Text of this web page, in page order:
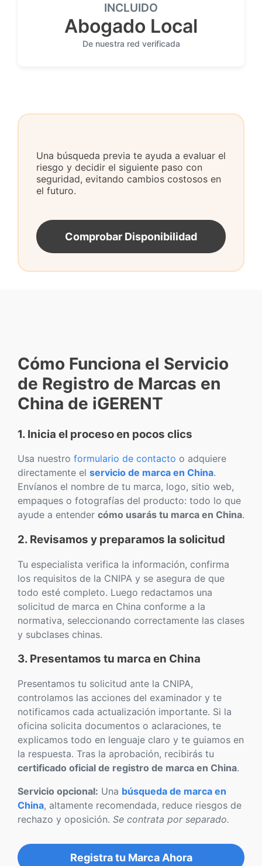
INCLUIDO
Abogado Local
De nuestra red verificada
Una búsqueda previa te ayuda a evaluar el
riesgo y decidir el siguiente paso con
seguridad, evitando cambios costosos en
el futuro.
Comprobar Disponibilidad
Cómo Funciona el Servicio
de Registro de Marcas en
China de iGERENT
1. Inicia el proceso en pocos clics
Usa nuestro formulario de contacto o adquiere
directamente el servicio de marca en China.
Envíanos el nombre de tu marca, logo, sitio web,
empaques o fotografías del producto: todo lo que
ayude a entender cómo usarás tu marca en China.
2. Revisamos y preparamos la solicitud
Tu especialista verifica la información, confirma
los requisitos de la CNIPA y se asegura de que
todo esté completo. Luego redactamos una
solicitud de marca en China conforme a la
normativa, seleccionando correctamente las clases
y subclases chinas.
3. Presentamos tu marca en China
Presentamos tu solicitud ante la CNIPA,
controlamos las acciones del examinador y te
notificamos cada actualización importante. Si la
oficina solicita documentos o aclaraciones, te
explicamos todo en lenguaje claro y te guiamos en
la respuesta. Tras la aprobación, recibirás tu
certificado oficial de registro de marca en China.
Servicio opcional: Una búsqueda de marca en
China, altamente recomendada, reduce riesgos de
rechazo y oposición. Se contrata por separado.
Registra tu Marca Ahora